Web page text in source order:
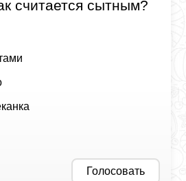
считается сытным?
Голосовать